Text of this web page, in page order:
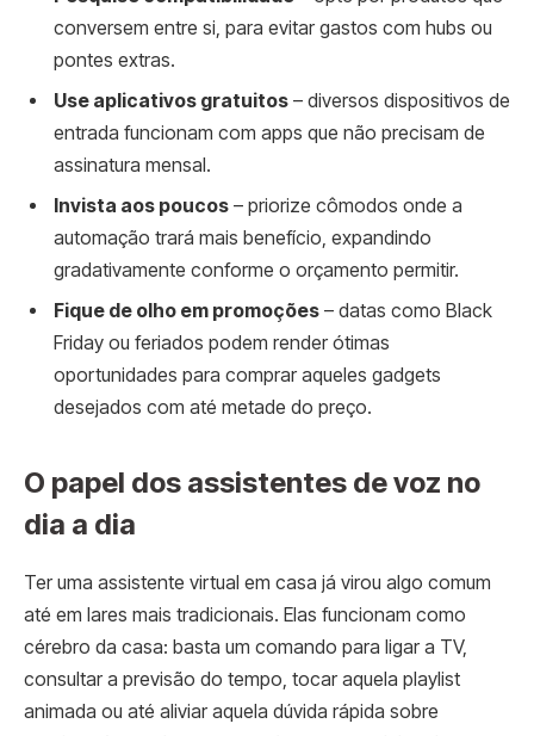
conversem entre si, para evitar gastos com hubs ou
pontes extras.
Use aplicativos gratuitos – diversos dispositivos de
entrada funcionam com apps que não precisam de
assinatura mensal.
Invista aos poucos – priorize cômodos onde a
automação trará mais benefício, expandindo
gradativamente conforme o orçamento permitir.
Fique de olho em promoções – datas como Black
Friday ou feriados podem render ótimas
oportunidades para comprar aqueles gadgets
desejados com até metade do preço.
O papel dos assistentes de voz no
dia a dia
Ter uma assistente virtual em casa já virou algo comum
até em lares mais tradicionais. Elas funcionam como
cérebro da casa: basta um comando para ligar a TV,
consultar a previsão do tempo, tocar aquela playlist
animada ou até aliviar aquela dúvida rápida sobre